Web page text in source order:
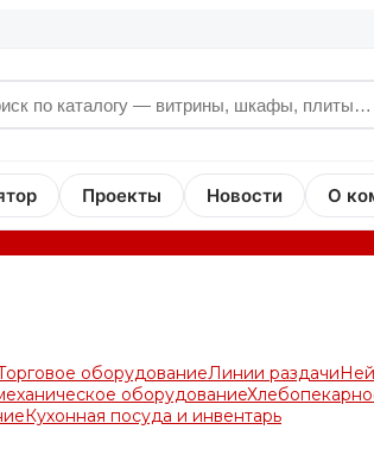
Проекты Новости О
оборудованиеЛинии раздачи
оборудование
Кухонная посуда и инвентарь